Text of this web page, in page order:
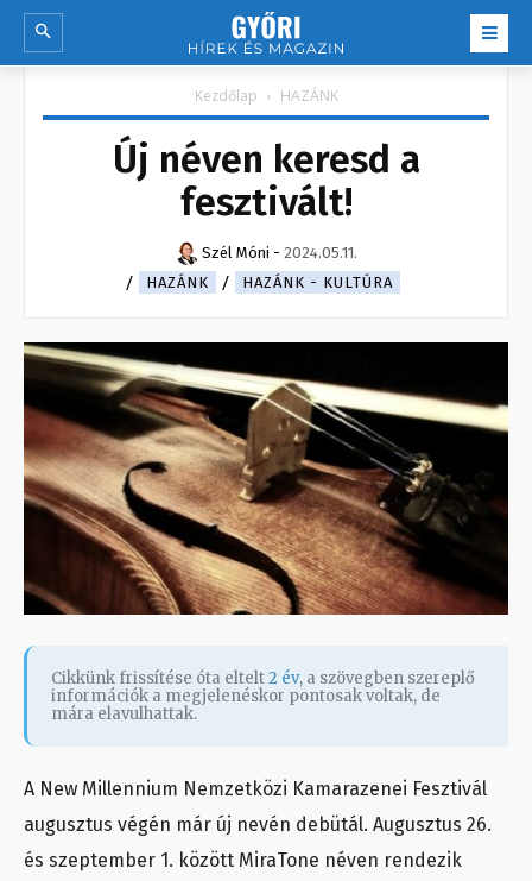
Kezdőlap HAZÁNK
Új néven keresd a
fesztivált!
Szél Móni - 2024.05.11.
HAZÁNK
HAZÁNK - KULTÚRA
Cikkünk frissítése óta eltelt2 év, a szövegben szereplő
információk a megjelenéskor pontosak voltak, de
mára elavulhattak.
A New Millennium Nemzetközi Kamarazenei Fesztivál
augusztus végén már új nevén debütál. Augusztus 26.
és szeptember 1. között MiraTone néven rendezik